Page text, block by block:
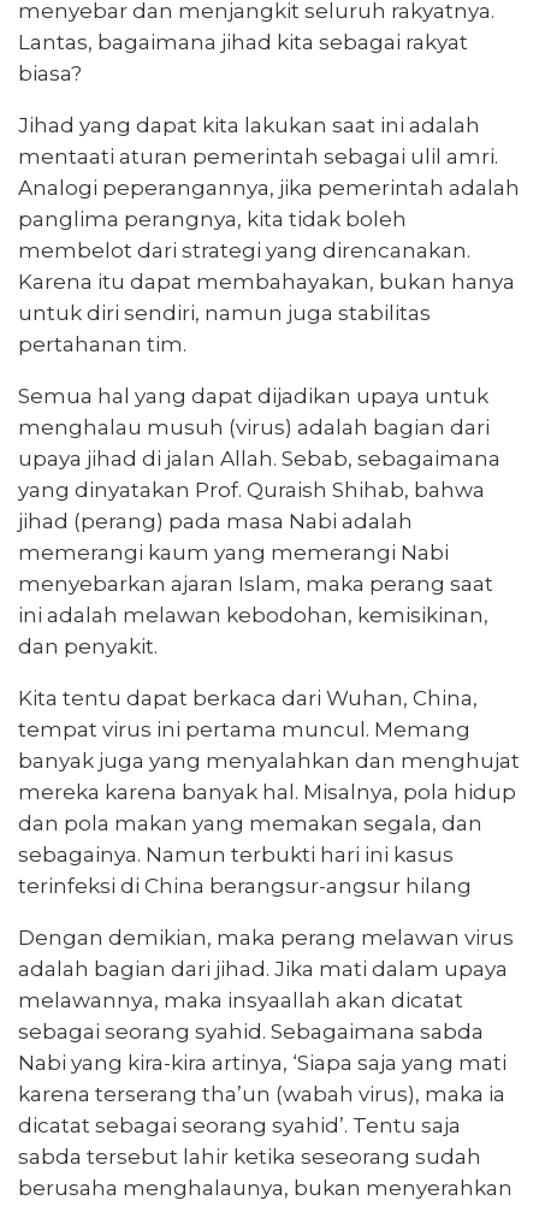
menyebar dan menjangkit seluruh rakyatnya.
Lantas, bagaimana jihad kita sebagai rakyat
biasa?
Jihad yang dapat kita lakukan saat ini adalah
mentaati aturan pemerintah sebagai ulil amri.
Analogi peperangannya, jika pemerintah adalah
panglima perangnya, kita tidak boleh
membelot dari strategi yang direncanakan.
Karena itu dapat membahayakan, bukan hanya
untuk diri sendiri, namun juga stabilitas
pertahanan tim.
Semua hal yang dapat dijadikan upaya untuk
menghalau musuh (virus) adalah bagian dari
upaya jihad di jalan Allah. Sebab, sebagaimana
yang dinyatakan Prof. Quraish Shihab, bahwa
jihad (perang) pada masa Nabi adalah
memerangi kaum yang memerangi Nabi
menyebarkan ajaran Islam, maka perang saat
ini adalah melawan kebodohan, kemisikinan,
dan penyakit.
Kita tentu dapat berkaca dari Wuhan, China,
tempat virus ini pertama muncul. Memang
banyak juga yang menyalahkan dan menghujat
mereka karena banyak hal. Misalnya, pola hidup
dan pola makan yang memakan segala, dan
sebagainya. Namun terbukti hari ini kasus
terinfeksi di China berangsur-angsur hilang
Dengan demikian, maka perang melawan virus
adalah bagian dari jihad. Jika mati dalam upaya
melawannya, maka insyaallah akan dicatat
sebagai seorang syahid. Sebagaimana sabda
Nabi yang kira-kira artinya, ‘Siapa saja yang mati
karena terserang tha’un (wabah virus), maka ia
dicatat sebagai seorang syahid’. Tentu saja
sabda tersebut lahir ketika seseorang sudah
berusaha menghalaunya, bukan menyerahkan